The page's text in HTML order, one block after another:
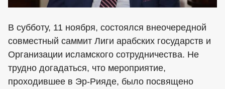
В субботу, 11 ноября, состоялся внеочередной
совместный саммит Лиги арабских государств и
Организации исламского сотрудничества. Не
трудно догадаться, что мероприятие,
проходившее в Эр-Рияде, было посвящено